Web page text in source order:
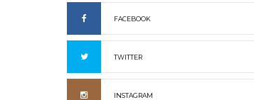
FACEBOOK
TWITTER
INSTAGRAM